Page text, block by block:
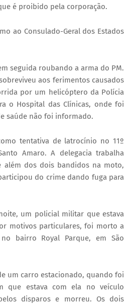
é proibido pela corporação.
ao Consulado-Geral dos Estados
seguida roubando a arma do PM.
aos ferimentos causados
por um helicóptero da Polícia
o Hospital das Clínicas, onde foi
saúde não foi informado.
tentativa de latrocínio no 11º
Amaro. A delegacia trabalha
além dos dois bandidos na moto,
do crime dando fuga para
um policial militar que estava
motivos particulares, foi morto a
bairro Royal Parque, em São
um carro estacionado, quando foi
que estava com ela no veículo
disparos e morreu. Os dois